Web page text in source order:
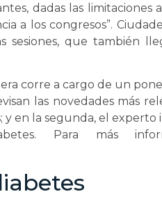
dadas las limitaciones
a los congresos”.
sesiones, que también
corre a cargo de un
las novedades más
y en la segunda, el experto
Para más